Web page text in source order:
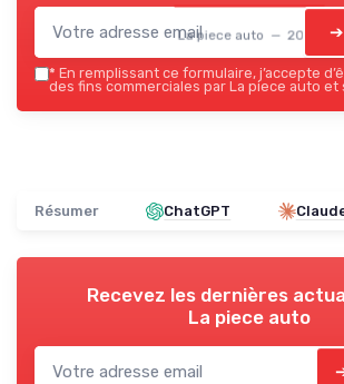
La piece auto — 2026 ➔
* En remplissant ce formulaire, j’accepte
des fins commerciales par La piece auto et
Résumer ChatGPT
Recevez les dernières
La piece auto